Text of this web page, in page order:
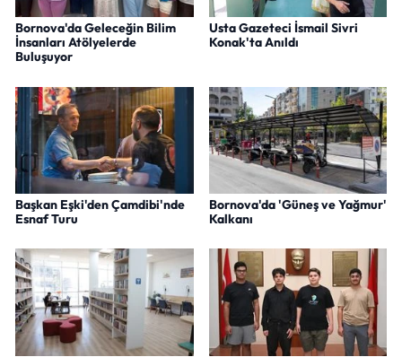
Bornova'da Geleceğin Bilim
İnsanları Atölyelerde
Buluşuyor
Usta Gazeteci İsmail Sivri
Konak'ta Anıldı
Başkan Eşki'den Çamdibi'nde
Esnaf Turu
Bornova'da 'Güneş ve Yağmur'
Kalkanı